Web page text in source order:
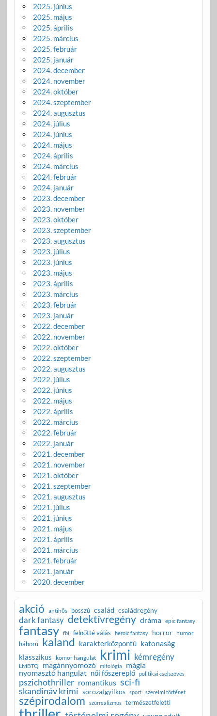
2025. június
2025. május
2025. április
2025. március
2025. február
2025. január
2024. december
2024. november
2024. október
2024. szeptember
2024. augusztus
2024. július
2024. június
2024. május
2024. április
2024. március
2024. február
2024. január
2023. december
2023. november
2023. október
2023. szeptember
2023. augusztus
2023. július
2023. június
2023. május
2023. április
2023. március
2023. február
2023. január
2022. december
2022. november
2022. október
2022. szeptember
2022. augusztus
2022. július
2022. június
2022. május
2022. április
2022. március
2022. február
2022. január
2021. december
2021. november
2021. október
2021. szeptember
2021. augusztus
2021. július
2021. június
2021. május
2021. április
2021. március
2021. február
2021. január
2020. december
akció antihős bosszú család családregény
dark fantasy detektívregény dráma epic fantasy
fantasy fbi felnőtté válás heroic fantasy horror humor
háború kaland karakterközpontú katonaság
klasszikus komor hangulat krimi kémregény
LMBTQ magánnyomozó mitológia mágia
nyomasztó hangulat női főszereplő politikai cselszövés
pszichothriller romantikus sci-fi
skandináv krimi sorozatgyilkos sport szerelmi történet
szépirodalom szürrealizmus természetfeletti